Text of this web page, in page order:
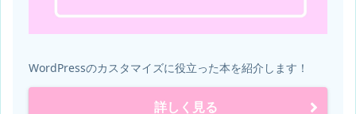
WordPressのカスタマイズに役立った本を紹介します！
詳しく見る